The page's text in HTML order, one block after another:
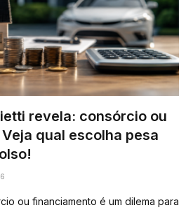
revela: consórcio ou
qual escolha pesa
ou financiamento é um dilema para